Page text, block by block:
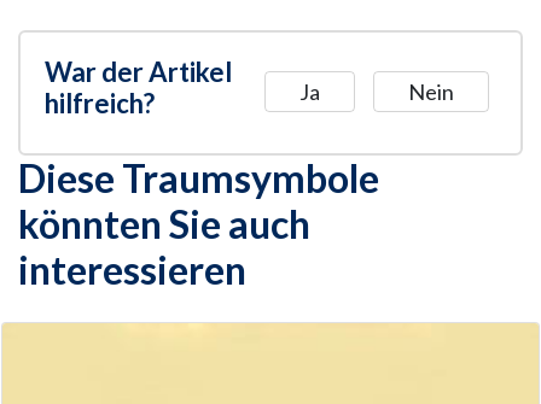
War der Artikel
hilfreich?
Ja Nein
Diese Traumsymbole
könnten Sie auch
interessieren